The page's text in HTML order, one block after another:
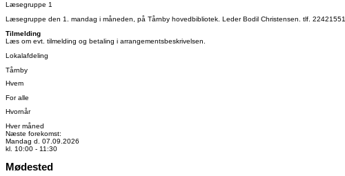
Læsegruppe 1
Læsegruppe den 1. mandag i måneden, på Tårnby hovedbibliotek. Leder Bodil Christensen. tlf. 22421551
Tilmelding
Læs om evt. tilmelding og betaling i arrangementsbeskrivelsen.
Lokalafdeling
Tårnby
Hvem
For alle
Hvornår
Hver måned
Næste forekomst:
Mandag d. 07.09.2026
kl. 10:00 - 11:30
Mødested